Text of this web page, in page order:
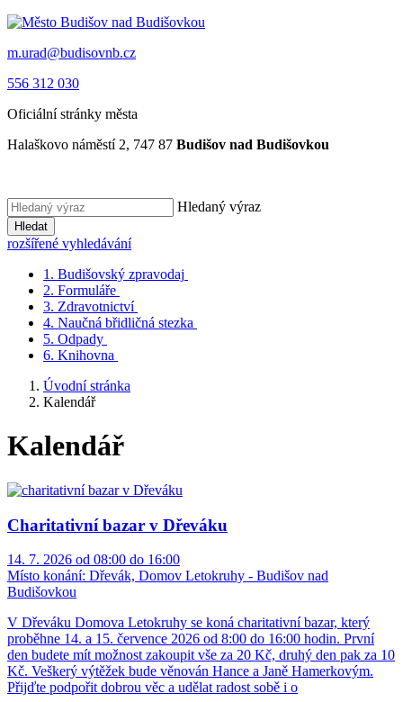
m.urad@budisovnb.cz
556 312 030
Oficiální stránky města
Halaškovo náměstí 2, 747 87 Budišov nad Budišovkou
Hledaný výraz
Hledat
rozšířené vyhledávání
1. Budišovský zpravodaj
2. Formuláře
3. Zdravotnictví
4. Naučná břidličná stezka
5. Odpady
6. Knihovna
Úvodní stránka
Kalendář
Kalendář
Charitativní bazar v Dřeváku
14. 7. 2026 od 08:00 do 16:00
Místo konání: Dřevák, Domov Letokruhy - Budišov nad
Budišovkou
V Dřeváku Domova Letokruhy se koná charitativní bazar, který
proběhne 14. a 15. července 2026 od 8:00 do 16:00 hodin. První
den budete mít možnost zakoupit vše za 20 Kč, druhý den pak za 10
Kč. Veškerý výtěžek bude věnován Hance a Janě Hamerkovým.
Přijďte podpořit dobrou věc a udělat radost sobě i o